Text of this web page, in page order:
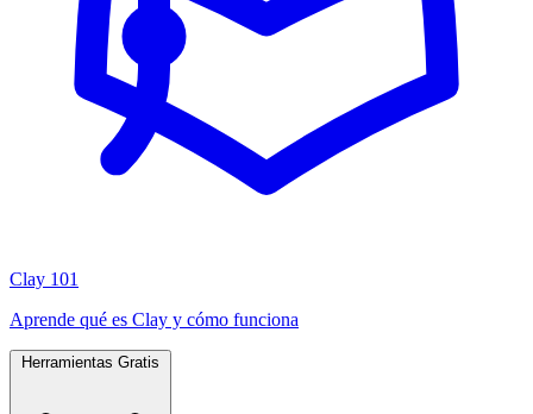
Clay 101
Aprende qué es Clay y cómo funciona